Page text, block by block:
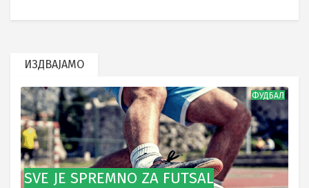
ИЗДВАЈАМО
ФУДБАЛ
SVE JE SPREMNO ZA FUTSAL